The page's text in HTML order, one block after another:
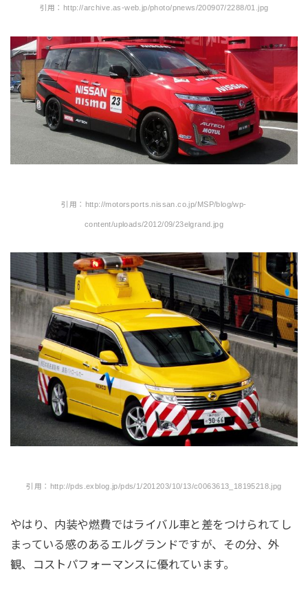
引用：http://archive.as-web.jp/photo/pnews/200907/2288/01.jpg
引用：http://motorsports.nissan.co.jp/MSP/blog/wp-
content/uploads/2012/09/23elgrand.jpg
引用：http://pds.exblog.jp/pds/1/201203/10/13/c0063613_18195218.jpg
やはり、内装や燃費ではライバル車と差をつけられてし
まっている感のあるエルグランドですが、その分、外
観、コストパフォーマンスに優れています。